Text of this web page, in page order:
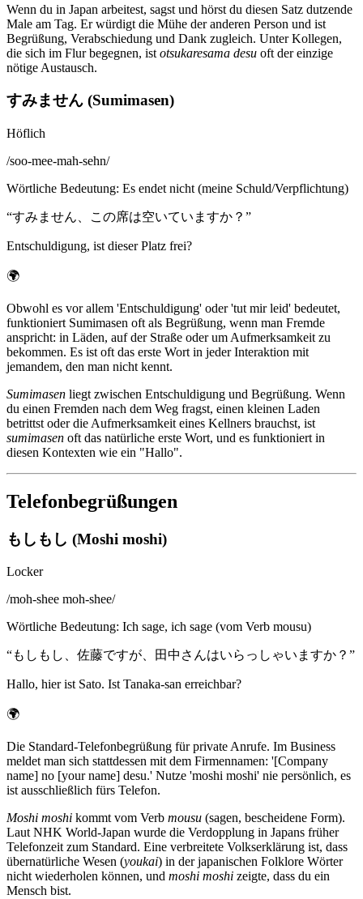
Wenn du in Japan arbeitest, sagst und hörst du diesen Satz dutzende
Male am Tag. Er würdigt die Mühe der anderen Person und ist
Begrüßung, Verabschiedung und Dank zugleich. Unter Kollegen,
die sich im Flur begegnen, ist otsukaresama desu oft der einzige
nötige Austausch.
すみません (Sumimasen)
Höflich
/soo-mee-mah-sehn/
Wörtliche Bedeutung: Es endet nicht (meine Schuld/Verpflichtung)
“すみません、この席は空いていますか？ ”
Entschuldigung, ist dieser Platz frei?
🌍
Obwohl es vor allem 'Entschuldigung' oder 'tut mir leid' bedeutet,
funktioniert Sumimasen oft als Begrüßung, wenn man Fremde
anspricht: in Läden, auf der Straße oder um Aufmerksamkeit zu
bekommen. Es ist oft das erste Wort in jeder Interaktion mit
jemandem, den man nicht kennt.
Sumimasen liegt zwischen Entschuldigung und Begrüßung. Wenn
du einen Fremden nach dem Weg fragst, einen kleinen Laden
betrittst oder die Aufmerksamkeit eines Kellners brauchst, ist
sumimasen oft das natürliche erste Wort, und es funktioniert in
diesen Kontexten wie ein "Hallo".
Telefonbegrüßungen
もしもし (Moshi moshi)
Locker
/moh-shee moh-shee/
Wörtliche Bedeutung: Ich sage, ich sage (vom Verb mousu)
“もしもし、佐藤ですが、田中さんはいらっしゃいますか？ ”
Hallo, hier ist Sato. Ist Tanaka-san erreichbar?
🌍
Die Standard-Telefonbegrüßung für private Anrufe. Im Business
meldet man sich stattdessen mit dem Firmennamen: '[Company
name] no [your name] desu.' Nutze 'moshi moshi' nie persönlich, es
ist ausschließlich fürs Telefon.
Moshi moshi kommt vom Verb mousu (sagen, bescheidene Form).
Laut NHK World-Japan wurde die Verdopplung in Japans früher
Telefonzeit zum Standard. Eine verbreitete Volkserklärung ist, dass
übernatürliche Wesen (youkai) in der japanischen Folklore Wörter
nicht wiederholen können, und moshi moshi zeigte, dass du ein
Mensch bist.